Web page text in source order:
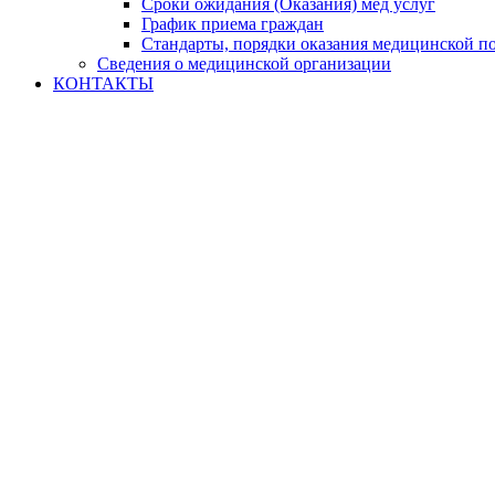
Сроки ожидания (Оказания) мед услуг
График приема граждан
Стандарты, порядки оказания медицинской
Сведения о медицинской организации
КОНТАКТЫ